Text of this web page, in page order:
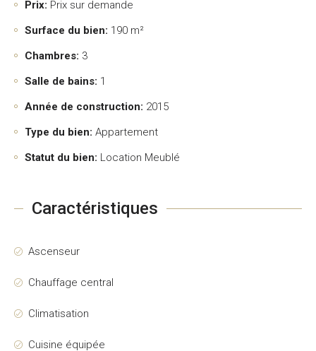
Prix: Prix sur demande
Surface du bien: 190 m²
Chambres: 3
Salle de bains: 1
Année de construction: 2015
Type du bien: Appartement
Statut du bien: Location Meublé
Caractéristiques
Ascenseur
Chauffage central
Climatisation
Cuisine équipée